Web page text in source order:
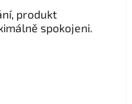
produkt
spokojeni.